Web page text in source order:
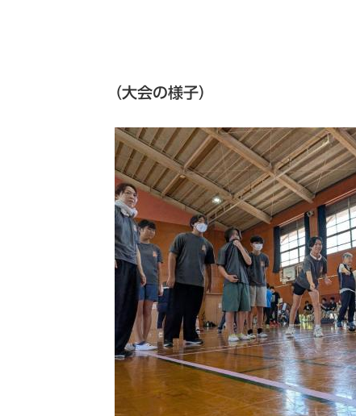
（大会の様子）